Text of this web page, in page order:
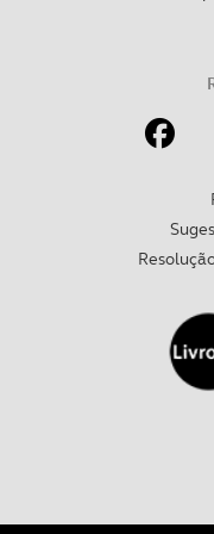
Consulte a política de